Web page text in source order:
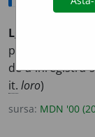
L
pentru
de a înregistra
it. loro)
sursa: MDN '00